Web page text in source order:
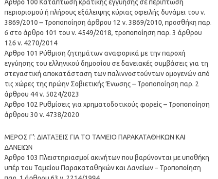
Άρθρο 100 Κατάπτωση κρατικής εγγύησης σε περίπτωση
περιορισμού ή πλήρους εξάλειψης κύριας οφειλής δυνάμει του ν.
3869/2010 – Τροποποίηση άρθρου 12 ν. 3869/2010, προσθήκη παρ.
6 στο άρθρο 101 του ν. 4549/2018, τροποποίηση παρ. 3 άρθρου
126 ν. 4270/2014
Άρθρο 101 Ρύθμιση ζητημάτων αναφορικά με την παροχή
εγγύησης του ελληνικού δημοσίου σε δανειακές συμβάσεις για τη
στεγαστική αποκατάσταση των παλιννοστούντων ομογενών από
τις χώρες της πρώην Σοβιετικής Ένωσης – Τροποποίηση παρ. 2
άρθρου 44 ν. 5024/2023
Άρθρο 102 Ρυθμίσεις για χρηματοδοτικούς φορείς – Τροποποίηση
άρθρου 30 ν. 4738/2020
ΜΕΡΟΣ Γ’: ΔΙΑΤΑΞΕΙΣ ΓΙΑ ΤΟ ΤΑΜΕΙΟ ΠΑΡΑΚΑΤΑΘΗΚΩΝ ΚΑΙ
ΔΑΝΕΙΩΝ
Άρθρο 103 Πλειστηριασμοί ακινήτων που βαρύνονται με υποθήκη
υπέρ του Ταμείου Παρακαταθηκών και Δανείων – Τροποποίηση